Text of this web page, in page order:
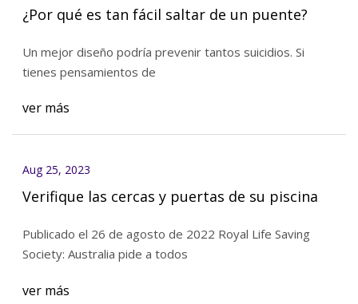
¿Por qué es tan fácil saltar de un puente?
Un mejor diseño podría prevenir tantos suicidios. Si
tienes pensamientos de
ver más
Aug 25, 2023
Verifique las cercas y puertas de su piscina
Publicado el 26 de agosto de 2022 Royal Life Saving
Society: Australia pide a todos
ver más